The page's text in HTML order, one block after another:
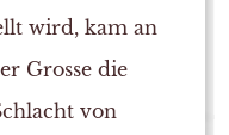
wird, kam an
Grosse die
von